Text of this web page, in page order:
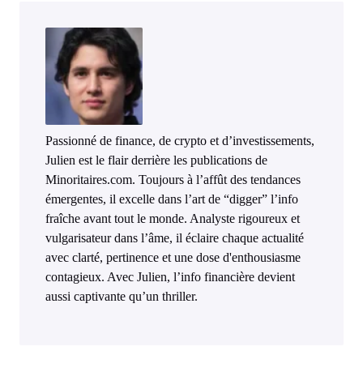
Passionné de finance, de crypto et d’investissements,
Julien est le flair derrière les publications de
Minoritaires.com. Toujours à l’affût des tendances
émergentes, il excelle dans l’art de “digger” l’info
fraîche avant tout le monde. Analyste rigoureux et
vulgarisateur dans l’âme, il éclaire chaque actualité
avec clarté, pertinence et une dose d'enthousiasme
contagieux. Avec Julien, l’info financière devient
aussi captivante qu’un thriller.